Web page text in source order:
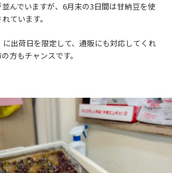
んでいますが、6月末の3日間は甘納豆を使
ています。
に出荷日を限定して、通販にも対応してくれ
方もチャンスです。